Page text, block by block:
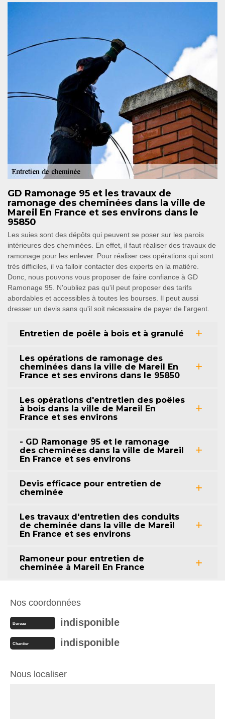
GD Ramonage 95 et les travaux de
ramonage des cheminées dans la ville de
Mareil En France et ses environs dans le
95850
Les suies sont des dépôts qui peuvent se poser sur les parois
intérieures des cheminées. En effet, il faut réaliser des travaux de
ramonage pour les enlever. Pour réaliser ces opérations qui sont
très difficiles, il va falloir contacter des experts en la matière.
Donc, nous pouvons vous proposer de faire confiance à GD
Ramonage 95. N'oubliez pas qu'il peut proposer des tarifs
abordables et accessibles à toutes les bourses. Il peut aussi
dresser un devis sans qu'il soit nécessaire de payer de l'argent.
Entretien de poêle à bois et à granulé
Les opérations de ramonage des
cheminées dans la ville de Mareil En
France et ses environs dans le 95850
Les opérations d'entretien des poêles
à bois dans la ville de Mareil En
France et ses environs
- GD Ramonage 95 et le ramonage
des cheminées dans la ville de Mareil
En France et ses environs
Devis efficace pour entretien de
cheminée
Les travaux d'entretien des conduits
de cheminée dans la ville de Mareil
En France et ses environs
Ramoneur pour entretien de
cheminée à Mareil En France
Nos coordonnées
Bureau indisponible
Chantier indisponible
Nous localiser